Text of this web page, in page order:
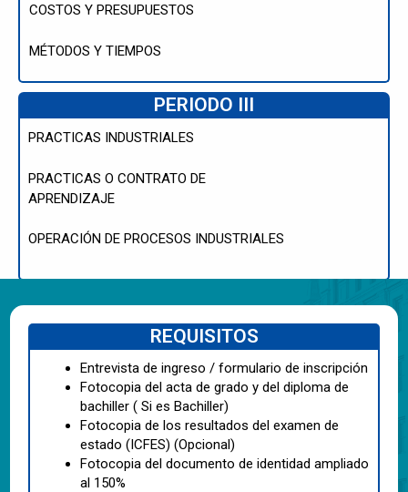
COSTOS Y PRESUPUESTOS
MÉTODOS Y TIEMPOS
PERIODO III
PRACTICAS INDUSTRIALES
PRACTICAS O CONTRATO DE
APRENDIZAJE
OPERACIÓN DE PROCESOS INDUSTRIALES
REQUISITOS
Entrevista de ingreso / formulario de inscripción
Fotocopia del acta de grado y del diploma de
bachiller ( Si es Bachiller)
Fotocopia de los resultados del examen de
estado (ICFES) (Opcional)
Fotocopia del documento de identidad ampliado
al 150%